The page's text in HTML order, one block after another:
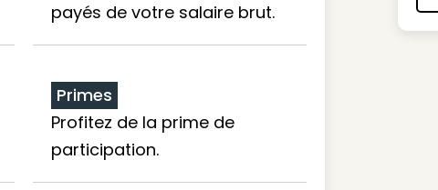
payés de votre salaire brut.
Primes
Profitez de la prime de
participation.